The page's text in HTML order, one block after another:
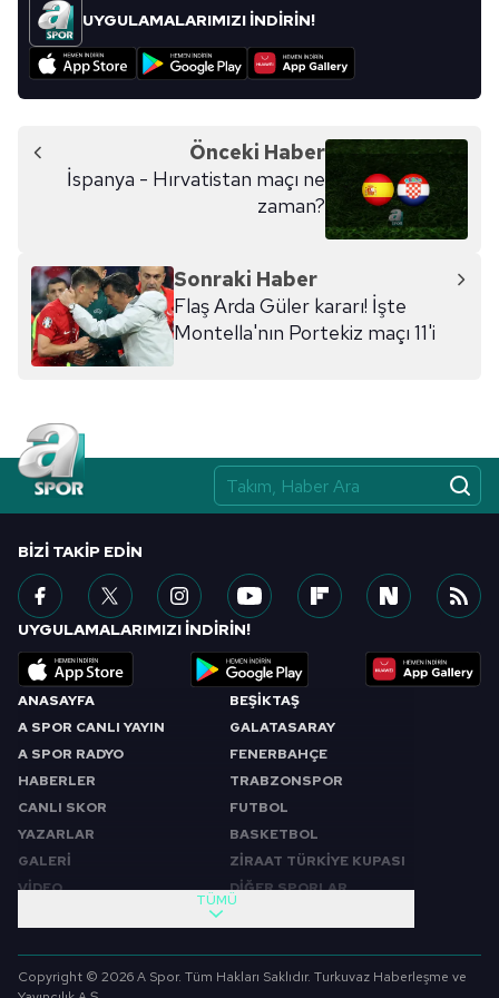
kullanılmaktadır. Bu çerezler vasıtasıyla çeşitli kişisel
verileriniz işlenmekte olup gerekli olan çerezler bilgi
toplumu hizmetlerinin sunulması amacıyla
reklam/pazarlama faaliyetlerinin yapılması, amaçlarıyla
sınırlı olarak açık rızanız dahilinde kullanılacaktır.
Çerezlere ilişkin tercihlerinizi aşağıda yer alan panel
için Ayarlar butonuna tıklayabilir,Çerez Bilgilendirme
Metnimiziziyaret edebilirsiniz.
6698 sayılı Kişisel Verilerin Korunması Kanunu uyarınca
almak için lütfen
UYGULAMALARIMIZI İNDİRİN!
Önceki Haber
İspanya - Hırvatistan maçı ne
zaman?
Sonraki Haber
Flaş Arda Güler kararı! İşte
Montella'nın Portekiz maçı 11'i
ANASAYFA
A SPOR CANLI YAYIN
A SPOR RADYO
HABERLER
CANLI SKOR
YAZARLAR
GALERİ
VİDEO
BEŞİKTAŞ
GALATASARAY
FENERBAHÇE
TRABZONSPOR
FUTBOL
BASKETBOL
ZİRAAT TÜRKİYE KUPASI
DİĞER SPORLAR
SABAH SPORU
FUTBOL
TÜMÜ
BIZI TAKIP EDIN
UYGULAMALARIMIZI İNDİRİN!
Copyright © 2026 A Spor. Tüm Hakları Saklıdır. Turkuvaz Haberleşme ve